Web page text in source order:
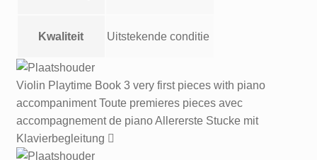
Kwaliteit Uitstekende conditie
Violin Playtime Book 3 very first pieces with piano
accompaniment Toute premieres pieces avec
accompagnement de piano Allererste Stucke mit
Klavierbegleitung